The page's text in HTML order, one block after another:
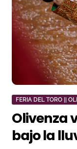
FERIA DEL TORO ||
Olivenza
bajo la